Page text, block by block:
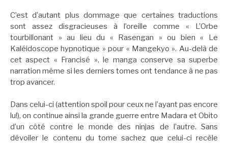
C’est d’autant plus dommage que certaines traductions
sont assez disgracieuses à l’oreille comme « L’Orbe
tourbillonant » au lieu du « Rasengan » ou bien « Le
Kaléidoscope hypnotique » pour « Mangekyo ». Au-delà de
cet aspect « Francisé », le manga conserve sa superbe
narration même si les derniers tomes ont tendance à ne pas
trop avancer.
Dans celui-ci (attention spoil pour ceux ne l’ayant pas encore
lu!), on continue ainsi la grande guerre entre Madara et Obito
d’un côté contre le monde des ninjas de l’autre. Sans
dévoiler le contenu du tome sachez que celui-ci recèle